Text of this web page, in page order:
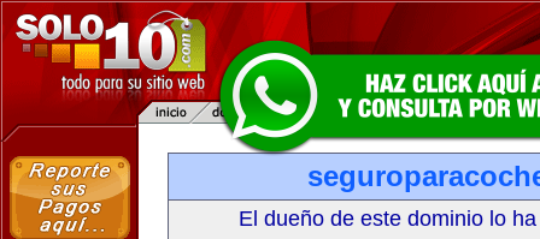
El dueño de este dominio lo